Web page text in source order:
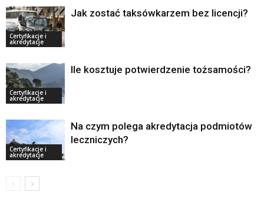
Certyfikacje i
akredytacje
Jak zostać taksówkarzem bez licencji?
Certyfikacje i
akredytacje
Ile kosztuje potwierdzenie tożsamości?
Certyfikacje i
akredytacje
Na czym polega akredytacja podmiotów
leczniczych?